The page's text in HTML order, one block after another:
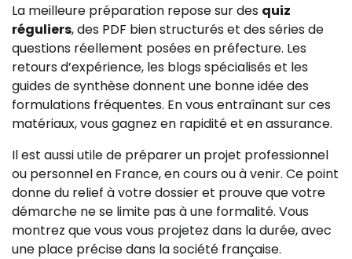
La meilleure préparation repose sur des quiz
réguliers, des PDF bien structurés et des séries de
questions réellement posées en préfecture. Les
retours d’expérience, les blogs spécialisés et les
guides de synthèse donnent une bonne idée des
formulations fréquentes. En vous entraînant sur ces
matériaux, vous gagnez en rapidité et en assurance.
Il est aussi utile de préparer un projet professionnel
ou personnel en France, en cours ou à venir. Ce point
donne du relief à votre dossier et prouve que votre
démarche ne se limite pas à une formalité. Vous
montrez que vous vous projetez dans la durée, avec
une place précise dans la société française.